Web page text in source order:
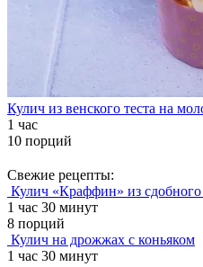
Кулич из венского теста на
1 час
10 порций
Свежие рецепты:
Кулич «Краффин» из сдобного
1 час 30 минут
8 порций
Кулич на дрожжах с коньяком
1 час 30 минут